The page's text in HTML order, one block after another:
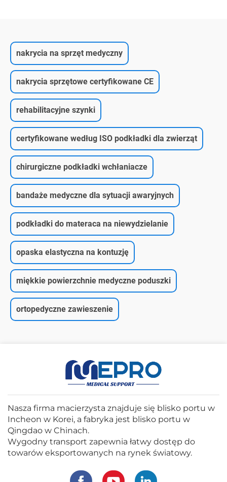
nakrycia na sprzęt medyczny
nakrycia sprzętowe certyfikowane CE
rehabilitacyjne szynki
certyfikowane według ISO podkładki dla zwierząt
chirurgiczne podkładki wchłaniacze
bandaże medyczne dla sytuacji awaryjnych
podkładki do materaca na niewydzielanie
opaska elastyczna na kontuzję
miękkie powierzchnie medyczne poduszki
ortopedyczne zawieszenie
Nasza firma macierzysta znajduje się blisko portu w
Incheon w Korei, a fabryka jest blisko portu w
Qingdao w Chinach.
Wygodny transport zapewnia łatwy dostęp do
towarów eksportowanych na rynek światowy.